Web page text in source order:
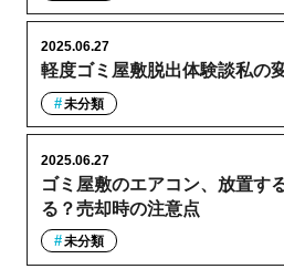
軽度ゴミ屋敷脱出体験談私の
2025.06.27
未分類
ゴミ屋敷のエアコン、放置す
る？売却時の注意点
2025.06.27
未分類